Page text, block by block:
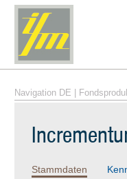
Navigation DE
Stammdaten